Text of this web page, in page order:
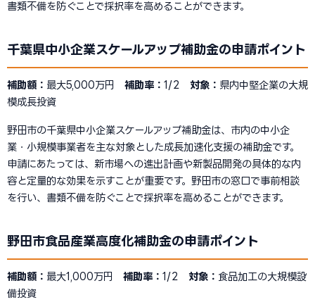
書類不備を防ぐことで採択率を高めることができます。
千葉県中小企業スケールアップ補助金の申請ポイント
補助額： 最大5,000万円 補助率： 1/2 対象： 県内中堅企業の大規
模成長投資
野田市の千葉県中小企業スケールアップ補助金は、市内の中小企
業・小規模事業者を主な対象とした成長加速化支援の補助金です。
申請にあたっては、新市場への進出計画や新製品開発の具体的な内
容と定量的な効果を示すことが重要です。野田市の窓口で事前相談
を行い、書類不備を防ぐことで採択率を高めることができます。
野田市食品産業高度化補助金の申請ポイント
補助額： 最大1,000万円 補助率： 1/2 対象： 食品加工の大規模設
備投資